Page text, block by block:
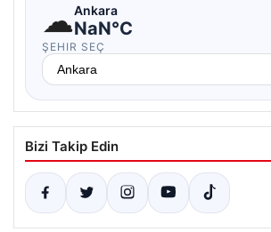
☁Ankara
NaN°C
ŞEHIR SEÇ
Bizi Takip Edin